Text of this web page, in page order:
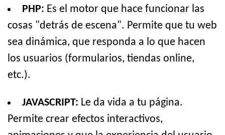
PHP: Es el motor que hace funcionar las
cosas "detrás de escena". Permite que tu web
sea dinámica, que responda a lo que hacen
los usuarios (formularios, tiendas online,
etc.).
JAVASCRIPT: Le da vida a tu página.
Permite crear efectos interactivos,